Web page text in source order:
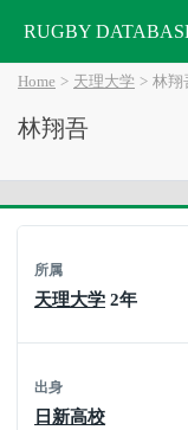
RUGBY
Home 天理大学 林翔
林翔吾
所属
天理大学 2年
出身
日新高校